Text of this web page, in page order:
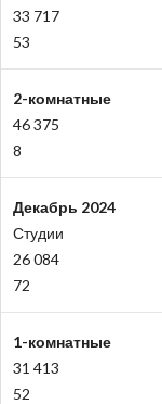
33 717
53
2-комнатные
46 375
8
Декабрь 2024
Студии
26 084
72
1-комнатные
31 413
52